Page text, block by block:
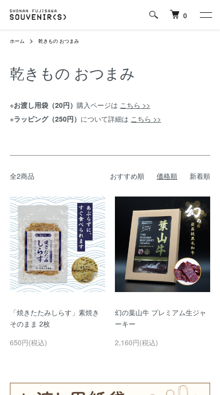
0
ホーム 乾きもの おつまみ
乾きもの おつまみ
※お渡し用袋（20円） 購入ページは こちら >>
※ラッピング（250円） について詳細は こちら >>
全2商品 おすすめ順 価格順 新着順
「焼きたたみしらす」素焼き
そのまま 2枚
650円(税込)
幻の葉山牛 プレミアム生ジャ
ーキー
2,160円(税込)